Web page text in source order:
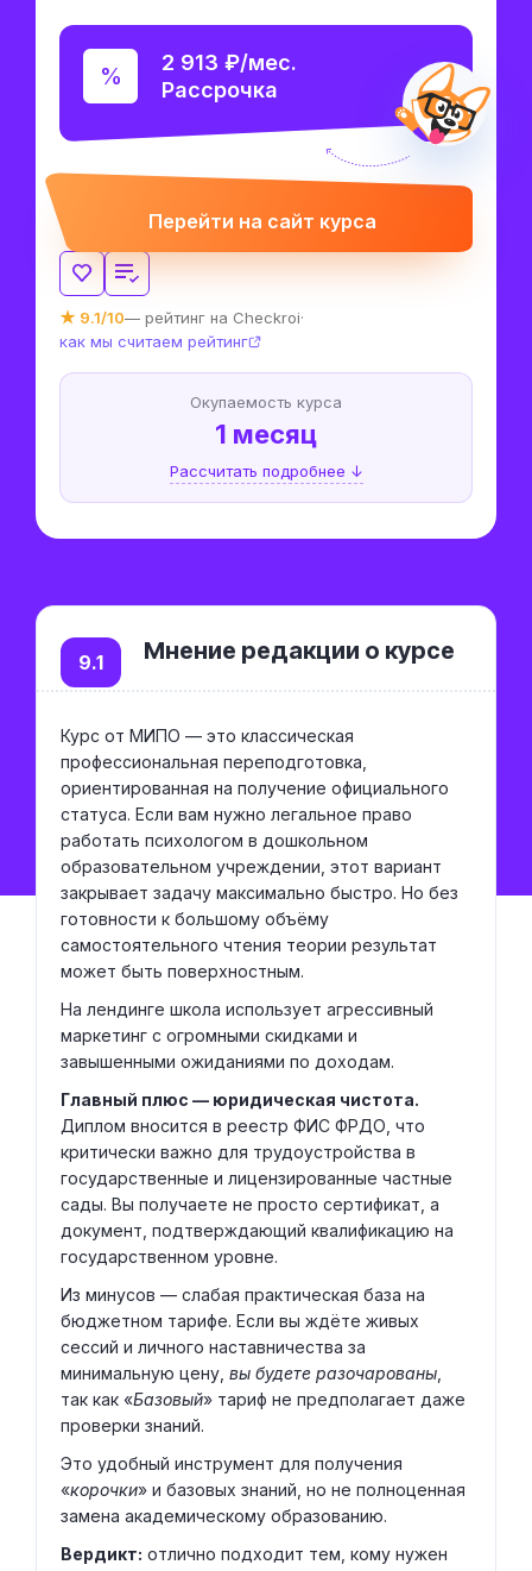
2 913 ₽/мес.
Рассрочка
Перейти на сайт курса
★ 9.1/10— рейтинг на Checkroi·
как мы считаем рейтинг
Окупаемость курса
1 месяц
Рассчитать подробнее ↓
Мнение редакции о курсе
9.1
Курс от МИПО — это классическая
профессиональная переподготовка,
ориентированная на получение официального
статуса. Если вам нужно легальное право
работать психологом в дошкольном
образовательном учреждении, этот вариант
закрывает задачу максимально быстро. Но без
готовности к большому объёму
самостоятельного чтения теории результат
может быть поверхностным.
На лендинге школа использует агрессивный
маркетинг с огромными скидками и
завышенными ожиданиями по доходам.
Главный плюс — юридическая чистота.
Диплом вносится в реестр ФИС ФРДО, что
критически важно для трудоустройства в
государственные и лицензированные частные
сады. Вы получаете не просто сертификат, а
документ, подтверждающий квалификацию на
государственном уровне.
Из минусов — слабая практическая база на
бюджетном тарифе. Если вы ждёте живых
сессий и личного наставничества за
минимальную цену, вы будете разочарованы
так как «Базовый» тариф не предполагает даже
проверки знаний.
Это удобный инструмент для получения
«корочки» и базовых знаний, но не полноценная
замена академическому образованию.
Вердикт: отлично подходит тем, кому нужен